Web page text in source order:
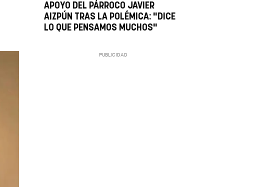
APOYO DEL PÁRROCO JAVIER
AIZPÚN TRAS LA POLÉMICA: "DICE
LO QUE PENSAMOS MUCHOS"